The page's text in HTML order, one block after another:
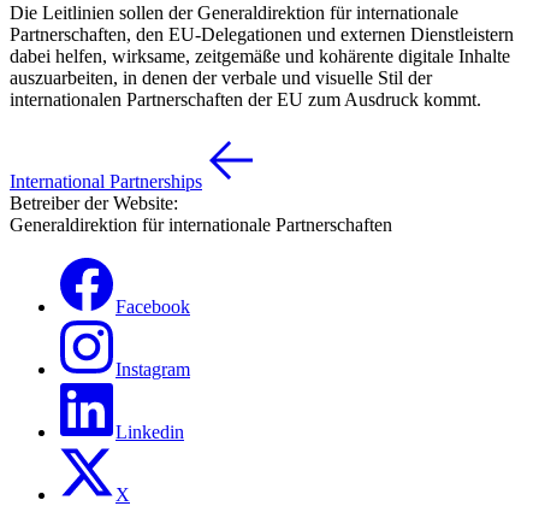
Die Leitlinien sollen der Generaldirektion für internationale
Partnerschaften, den EU-Delegationen und externen Dienstleistern
dabei helfen, wirksame, zeitgemäße und kohärente digitale Inhalte
auszuarbeiten, in denen der verbale und visuelle Stil der
internationalen Partnerschaften der EU zum Ausdruck kommt.
International Partnerships
Betreiber der Website:
Generaldirektion für internationale Partnerschaften
Facebook
Instagram
Linkedin
X